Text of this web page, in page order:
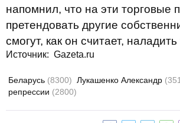
напомнил, что на эти торговые
претендовать другие
смогут, как он считает,
Источник: Gazeta.ru
Беларусь (8300) Лукашенко Александр
репрессии (2800)